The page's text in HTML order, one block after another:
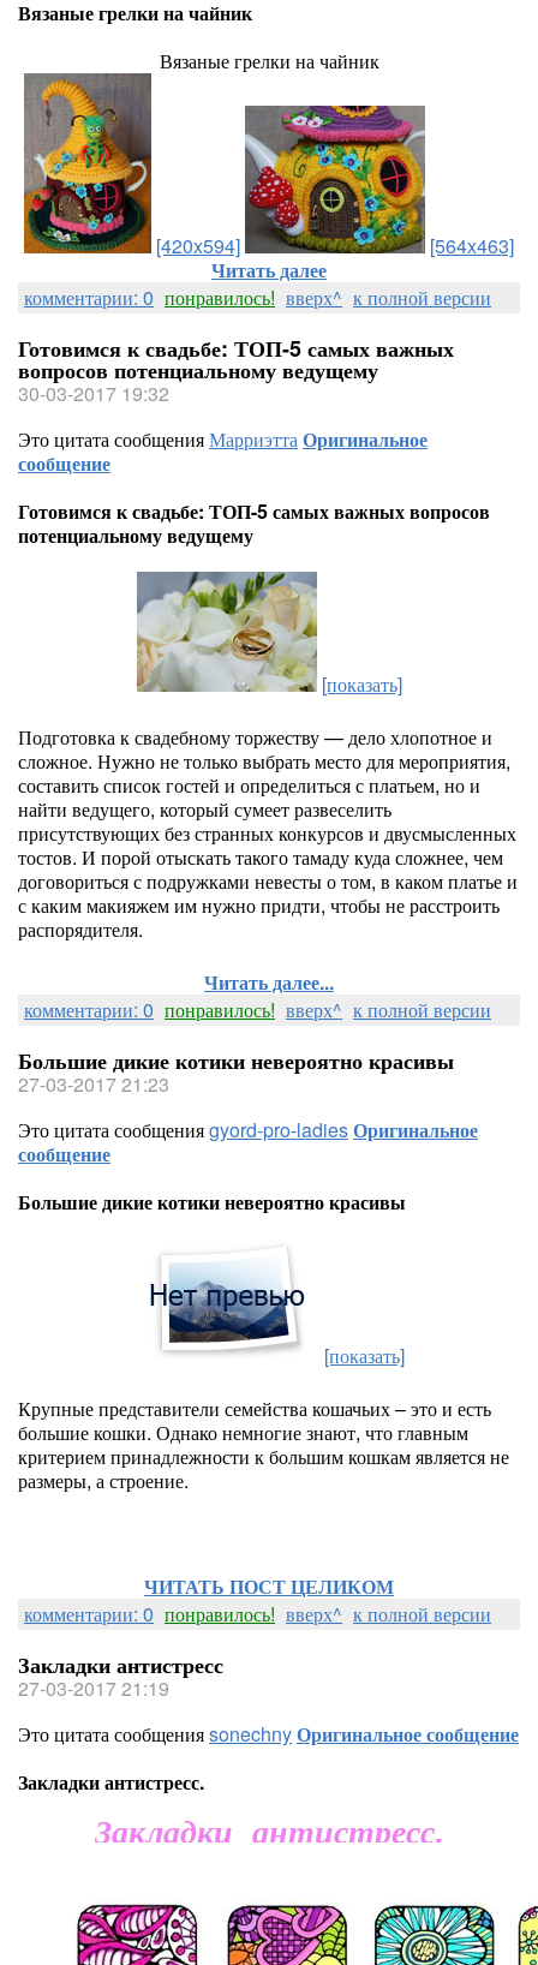
Вязаные грелки на чайник
Вязаные грелки на чайник
[420x594]
[564x463]
Читать далее
комментарии: 0 понравилось! вверх^ к полной версии
Готовимся к свадьбе: ТОП-5 самых важных
вопросов потенциальному ведущему
30-03-2017 19:32
Это цитата сообщенияМарриэттаОригинальное
сообщение
Готовимся к свадьбе: ТОП-5 самых важных вопросов
потенциальному ведущему
[показать]
Подготовка к свадебному торжеству — дело хлопотное и
сложное. Нужно не только выбрать место для мероприятия,
составить список гостей и определиться с платьем, но и
найти ведущего, который сумеет развеселить
присутствующих без странных конкурсов и двусмысленных
тостов. И порой отыскать такого тамаду куда сложнее, чем
договориться с подружками невесты о том, в каком платье и
с каким макияжем им нужно придти, чтобы не расстроить
распорядителя.
Читать далее...
комментарии: 0 понравилось! вверх^ к полной версии
Большие дикие котики невероятно красивы
27-03-2017 21:23
Это цитата сообщенияgyord-pro-ladiesОригинальное
сообщение
Большие дикие котики невероятно красивы
[показать]
Крупные представители семейства кошачьих – это и есть
большие кошки. Однако немногие знают, что главным
критерием принадлежности к большим кошкам является не
размеры, а строение.
ЧИТАТЬ ПОСТ ЦЕЛИКОМ
комментарии: 0 понравилось! вверх^ к полной версии
Закладки антистресс
27-03-2017 21:19
Это цитата сообщенияsonechnyОригинальное сообщение
Закладки антистресс.
Закладки антистресс.